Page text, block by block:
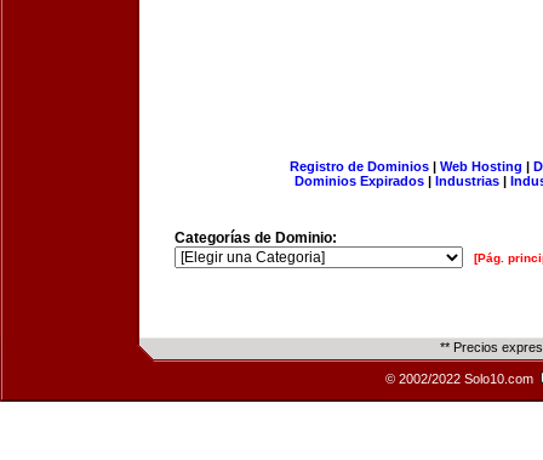
Registro de Dominios| Web Hosting |
Dominios Expirados | Industrias |
Categorías de Dominio:
[Pág.
** Precios
© 2002/2022 Solo10.com